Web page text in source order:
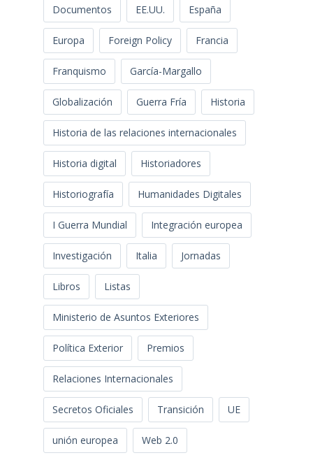
Documentos EE.UU. España
Europa Foreign Policy Francia
Franquismo García-Margallo
Globalización Guerra Fría Historia
Historia de las relaciones internacionales
Historia digital Historiadores
Historiografía Humanidades Digitales
I Guerra Mundial Integración europea
Investigación Italia Jornadas
Libros Listas
Ministerio de Asuntos Exteriores
Política Exterior Premios
Relaciones Internacionales
Secretos Oficiales Transición UE
unión europea Web 2.0